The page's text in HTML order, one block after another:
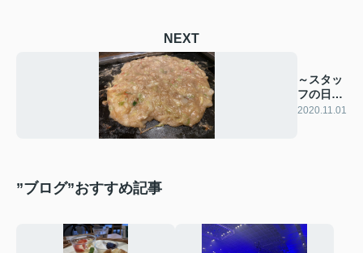
NEXT
～スタッ
フの日常
～
2020.11.01
”ブログ”おすすめ記事